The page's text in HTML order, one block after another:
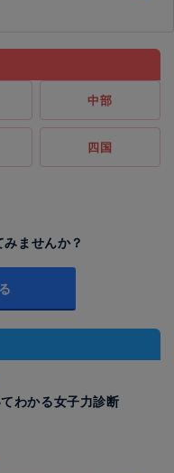
中部
四国
ませんか？
てわかる女子力診断